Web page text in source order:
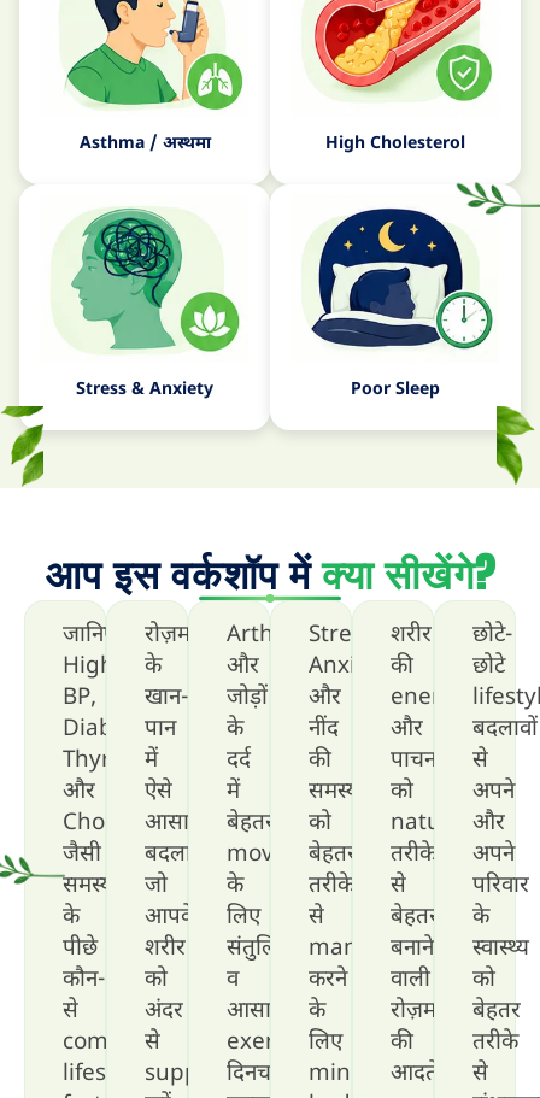
Asthma / अस्थमा High Cholesterol
Stress & Anxiety Poor Sleep
आप इस वर्कशॉप मेंक्या सीखेंगे?
जानिए
High
BP,
Diabetes,
Thyroid
और
Cholesterol
जैसी
समस्याओं
के
पीछे
कौन-
से
common
lifestyle
रोज़मर्रा
के
खान-
पान
में
ऐसे
आसान
बदलाव
जो
आपके
शरीर
को
अंदर
से
support
Arthritis
और
जोड़ों
के
दर्द
में
बेहतर
movement
के
लिए
संतुलित
व
आसान
exercise
दिनचर्या
Stress,
Anxiety
और
नींद
की
समस्या
को
बेहतर
तरीके
से
manage
करने
के
लिए
mind-
शरीर
की
energy
और
पाचन
को
natural
तरीके
से
बेहतर
बनाने
वाली
रोज़मर्रा
की
आदतें।
छोटे-
छोटे
बदलावों
से
अपने
और
अपने
परिवार
के
स्वास्थ्य
को
बेहतर
तरीके
से